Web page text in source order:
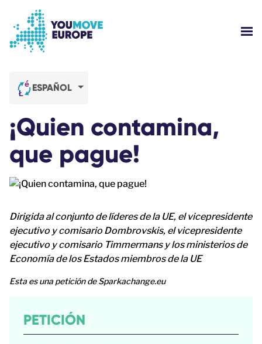
INICIAR SESIÓN
ESPAÑOL
¡Quien contamina,
que pague!
Dirigida al conjunto de líderes de la UE, el vicepresidente
ejecutivo y comisario Dombrovskis, el vicepresidente
ejecutivo y comisario Timmermans y los ministerios de
Economía de los Estados miembros de la UE
Esta es una petición de Sparkachange.eu
PETICIÓN